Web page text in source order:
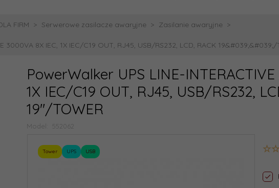
FIRM Serwerowe zasilacze awaryjne Zasilanie awaryjne
3000VA 8X IEC, 1X IEC/C19 OUT, RJ45, USB/RS232, LCD, RACK 19&#039;&#039;/
PowerWalker UPS LINE-
1X IEC/C19 OUT, RJ45, USB/RS232,
19''/TOWER
Model: 552062
Tower UPS USB